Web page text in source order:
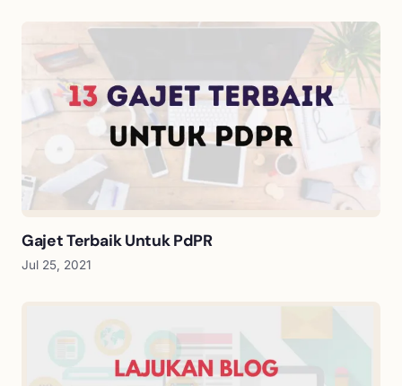
Gajet Terbaik Untuk PdPR
Jul 25, 2021